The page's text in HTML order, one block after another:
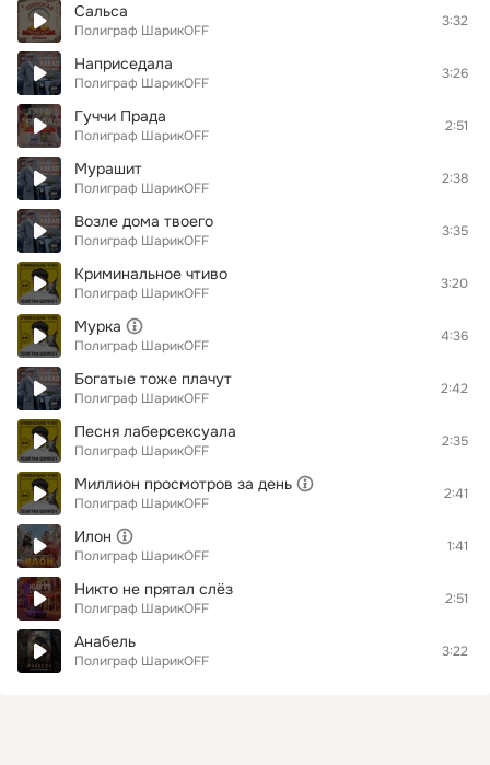
Сальса
Полиграф ШарикOFF
3:32
Наприседала
Полиграф ШарикOFF
3:26
Гуччи Прада
Полиграф ШарикOFF
2:51
Мурашит
Полиграф ШарикOFF
2:38
Возле дома твоего
Полиграф ШарикOFF
3:35
Криминальное чтиво
Полиграф ШарикOFF
3:20
Мурка
Полиграф ШарикOFF
4:36
Богатые тоже плачут
Полиграф ШарикOFF
2:42
Песня лаберсексуала
Полиграф ШарикOFF
2:35
Миллион просмотров за день
Полиграф ШарикOFF
2:41
Илон
Полиграф ШарикOFF
1:41
Никто не прятал слёз
Полиграф ШарикOFF
2:51
Анабель
Полиграф ШарикOFF
3:22